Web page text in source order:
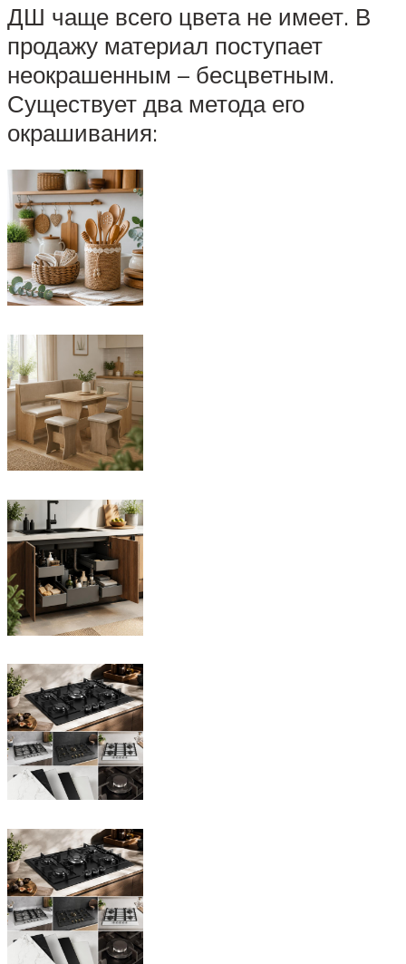
ДШ чаще всего цвета не имеет. В
продажу материал поступает
неокрашенным – бесцветным.
Существует два метода его
окрашивания: